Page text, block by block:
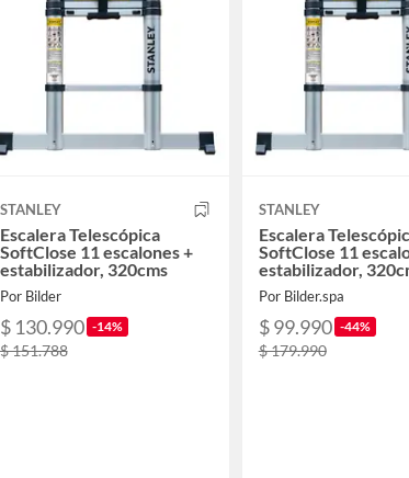
STANLEY
Escalera Telescópica
SoftClose 11 escalones +
estabilizador, 320cms
Por Bilder
$ 130.990 -14%
$ 151.788
STANLEY
Escalera
SoftClose 11
estabilizador,
Por Bilder.spa
$ 99.990 -44%
$ 179.990